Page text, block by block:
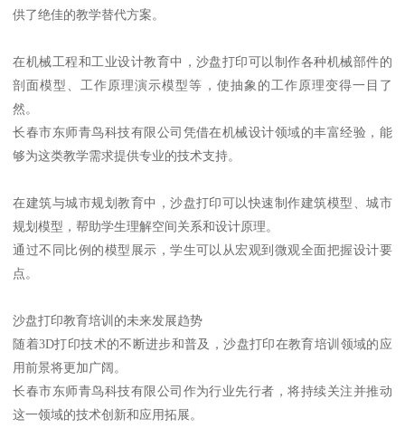
供了绝佳的教学替代方案。
在机械工程和工业设计教育中，沙盘打印可以制作各种机械部件的
剖面模型、工作原理演示模型等，使抽象的工作原理变得一目了
然。
长春市东师青鸟科技有限公司凭借在机械设计领域的丰富经验，能
够为这类教学需求提供专业的技术支持。
在建筑与城市规划教育中，沙盘打印可以快速制作建筑模型、城市
规划模型，帮助学生理解空间关系和设计原理。
通过不同比例的模型展示，学生可以从宏观到微观全面把握设计要
点。
沙盘打印教育培训的未来发展趋势
随着3D打印技术的不断进步和普及，沙盘打印在教育培训领域的应
用前景将更加广阔。
长春市东师青鸟科技有限公司作为行业先行者，将持续关注并推动
这一领域的技术创新和应用拓展。